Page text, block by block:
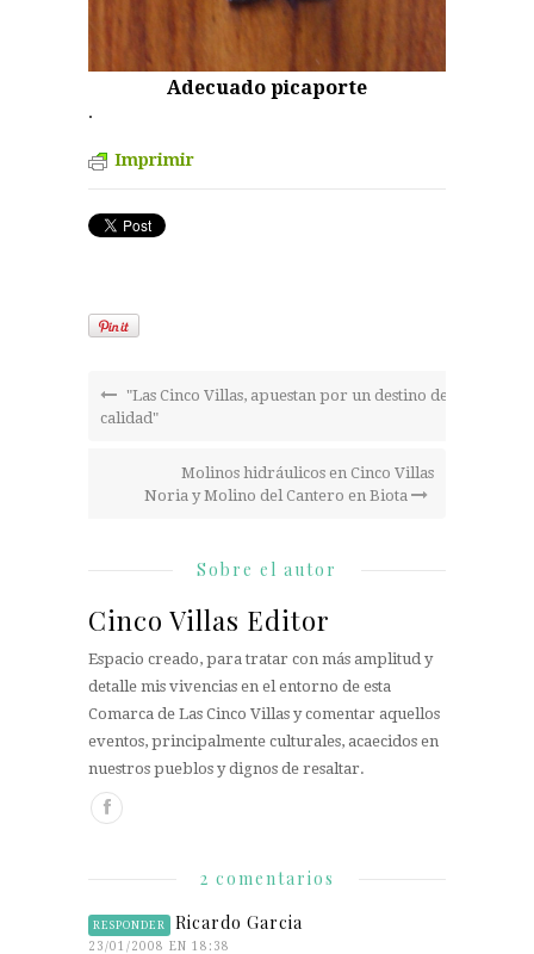
Adecuado picaporte
.
Imprimir
"Las Cinco Villas, apuestan por un destino de
calidad"
Molinos hidráulicos en Cinco Villas
Noria y Molino del Cantero en Biota
Sobre el autor
Cinco Villas Editor
Espacio creado, para tratar con más amplitud y
detalle mis vivencias en el entorno de esta
Comarca de Las Cinco Villas y comentar aquellos
eventos, principalmente culturales, acaecidos en
nuestros pueblos y dignos de resaltar.
2 comentarios
RESPONDER Ricardo Garcia
23/01/2008 EN 18:38